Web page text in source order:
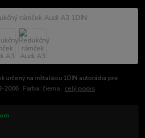
určený na inštaláciu 1DIN autorádia pre
2006 Farba: čierna celý popis